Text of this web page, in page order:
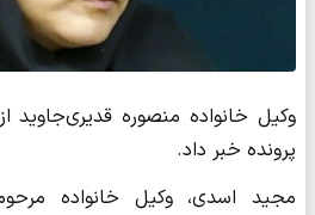
وکیل خانواده منصوره قدیری‌جاوید
پرونده خبر داد.
مجید اسدی، وکیل خانواده